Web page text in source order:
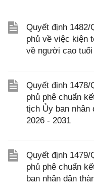
Quyết định
phủ về việc kiện
về người cao tuổi
Quyết định
phủ phê chuẩn
tịch Ủy ban nhân
2026 - 2031
Quyết định
phủ phê chuẩn
ban nhân dân